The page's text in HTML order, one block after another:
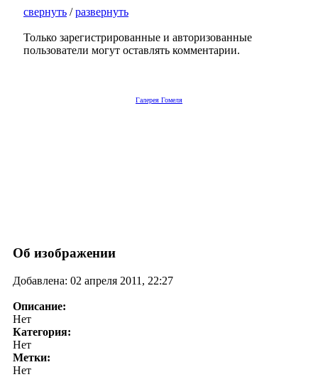
свернуть /развернуть
Только зарегистрированные и авторизованные
пользователи могут оставлять комментарии.
Галерея Гомеля
Об изображении
Добавлена: 02 апреля 2011, 22:27
Описание:
Нет
Категория:
Нет
Метки:
Нет